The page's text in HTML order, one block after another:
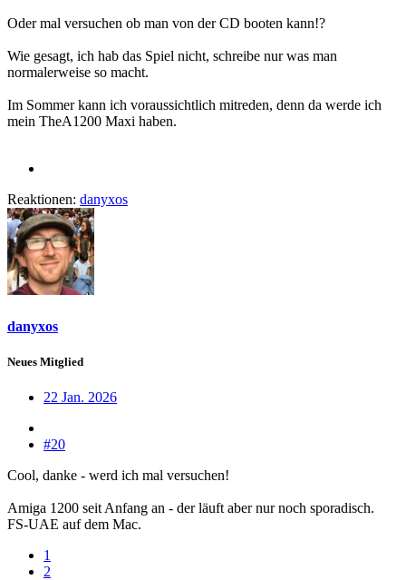
Oder mal versuchen ob man von der CD booten kann!?
Wie gesagt, ich hab das Spiel nicht, schreibe nur was man
normalerweise so macht.
Im Sommer kann ich voraussichtlich mitreden, denn da werde ich
mein TheA1200 Maxi haben.
Reaktionen: danyxos
danyxos
Neues Mitglied
22 Jan. 2026
#20
Cool, danke - werd ich mal versuchen!
Amiga 1200 seit Anfang an - der läuft aber nur noch sporadisch.
FS-UAE auf dem Mac.
1
2